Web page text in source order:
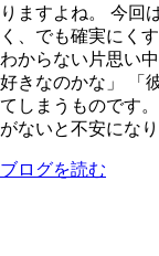
りますよね。 今回
く、でも確実にく
わからない片思い
好きなのかな」 「
てしまうものです
がないと不安にな
ブログを読む